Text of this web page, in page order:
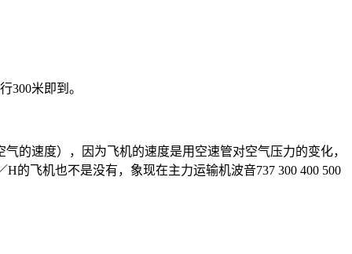
300米即到。
的速度），因为飞机的速度是用空速管对空气压力的变化，
的飞机也不是没有，象现在主力运输机波音737 300 400 500